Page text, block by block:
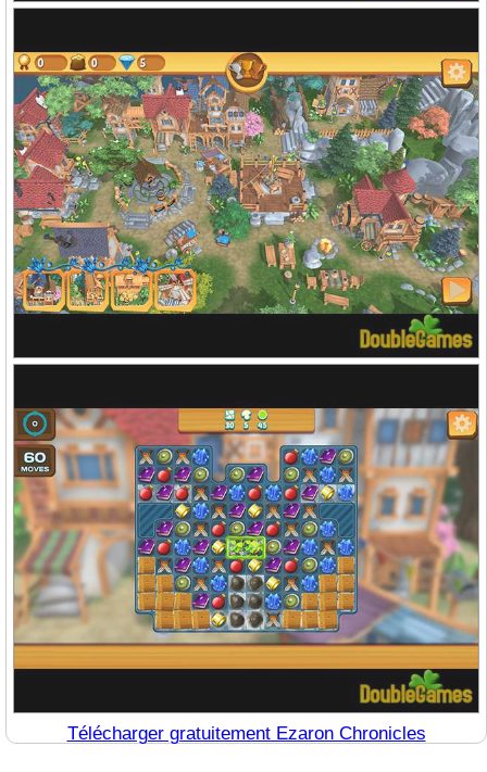
Télécharger gratuitement Ezaron Chronicles